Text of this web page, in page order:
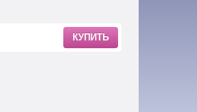
КУПИТЬ